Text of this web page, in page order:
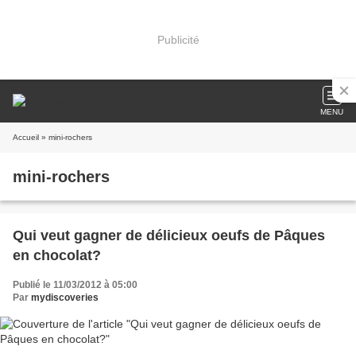
Publicité
MENU
Accueil » mini-rochers
mini-rochers
Qui veut gagner de délicieux oeufs de Pâques
en chocolat?
Publié le 11/03/2012 à 05:00
Par mydiscoveries